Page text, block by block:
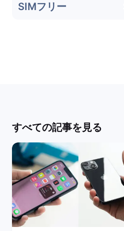
SIMフリー
すべての記事を見る